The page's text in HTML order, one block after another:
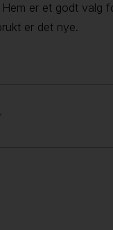
er et godt valg
er det nye.